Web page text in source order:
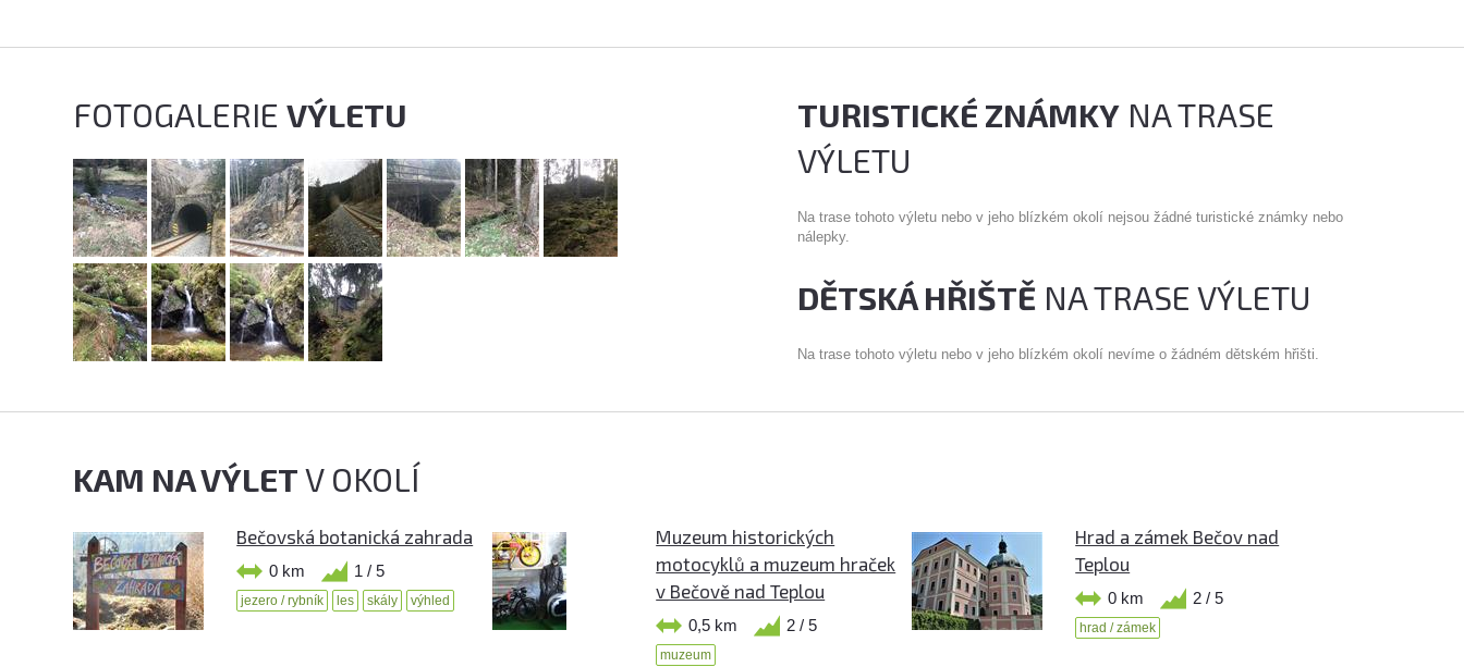
FOTOGALERIEVÝLETU TURISTICKÉ ZNÁMKY NA TRASE
VÝLETU
Na trase tohoto výletu nebo v jeho blízkém okolí nejsou žádné turistické známky nebo
nálepky.
DĚTSKÁ HŘIŠTĚ NA TRASE VÝLETU
Na trase tohoto výletu nebo v jeho blízkém okolí nevíme o žádném dětském hřišti.
KAM NA VÝLETV OKOLÍ
Bečovská botanická zahrada
0 km 1 / 5
jezero / rybník les skály výhled
Muzeum historických
motocyklů a muzeum hraček
v Bečově nad Teplou
0,5 km 2 / 5
muzeum
Hrad a zámek Bečov nad
Teplou
0 km 2 / 5
hrad / zámek